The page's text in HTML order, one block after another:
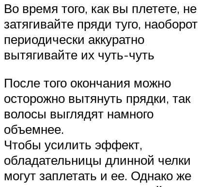
Во время того, как вы плетете, не
затягивайте пряди туго, наоборот
периодически аккуратно
вытягивайте их чуть-чуть
После того окончания можно
осторожно вытянуть прядки, так
волосы выглядят намного
объемнее.
Чтобы усилить эффект,
обладательницы длинной челки
могут заплетать и ее. Однако же